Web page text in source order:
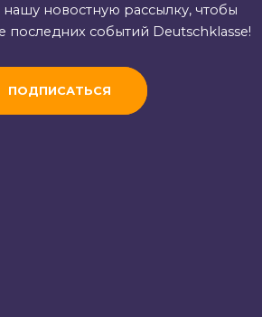
новостную рассылку, чтобы
последних событий Deutschklasse!
ПОДПИСАТЬСЯ